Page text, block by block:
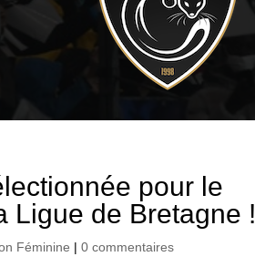
pour le
Ligue de Bretagne !
Féminine |0 commentaires